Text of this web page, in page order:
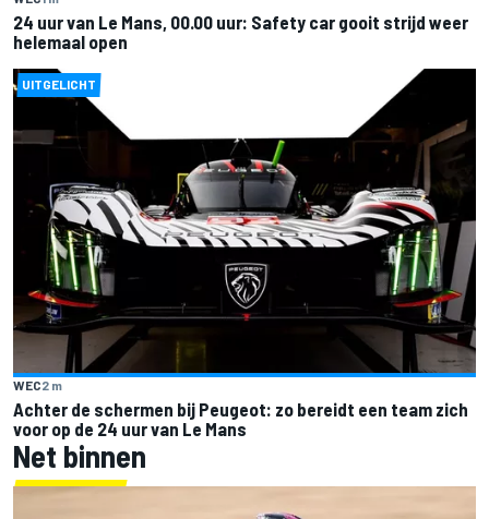
24 uur van Le Mans, 00.00 uur: Safety car gooit strijd weer
helemaal open
UITGELICHT
WEC2 m
Achter de schermen bij Peugeot: zo bereidt een team zich
voor op de 24 uur van Le Mans
Net binnen